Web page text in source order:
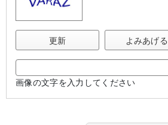
更新 よみあげる
画像の文字を入力してください